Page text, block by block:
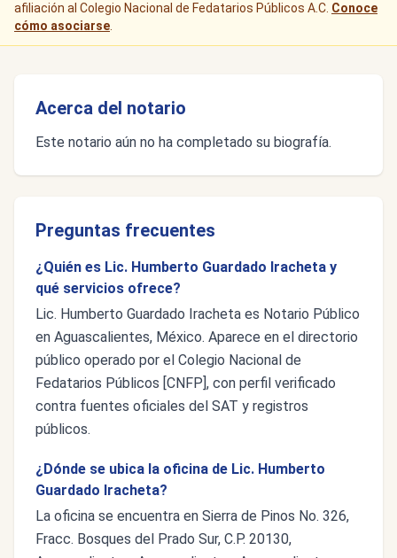
afiliación al Colegio Nacional de Fedatarios Públicos A.C. Conoce
cómo asociarse
Acerca del notario
Este notario aún no ha completado su biografía.
Preguntas frecuentes
¿Quién es Lic. Humberto Guardado Iracheta y
qué servicios ofrece?
Lic. Humberto Guardado Iracheta es Notario Público
en Aguascalientes, México. Aparece en el directorio
público operado por el Colegio Nacional de
Fedatarios Públicos [CNFP], con perfil verificado
contra fuentes oficiales del SAT y registros
públicos.
¿Dónde se ubica la oficina de Lic. Humberto
Guardado Iracheta?
La oficina se encuentra en Sierra de Pinos No. 326,
Fracc. Bosques del Prado Sur, C.P. 20130,